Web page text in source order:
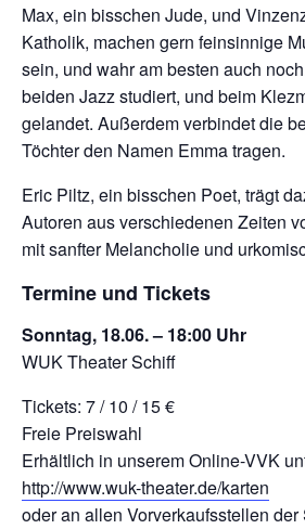
Max, ein bisschen Jude, und
Katholik, machen gern feinsinnige
sein, und wahr am besten auch
beiden Jazz studiert, und beim
gelandet. Außerdem verbindet die
Töchter den Namen Emma tragen.
Eric Piltz, ein bisschen Poet, trägt
Autoren aus verschiedenen Zeiten
mit sanfter Melancholie und
Termine und Tickets
Sonntag, 18.06. – 18:00 Uhr
WUK Theater Schiff
Tickets: 7 / 10 / 15 €
Freie Preiswahl
Erhältlich in unserem Online-VVK
http://www.wuk-theater.de/karten
oder an allen Vorverkaufsstellen der